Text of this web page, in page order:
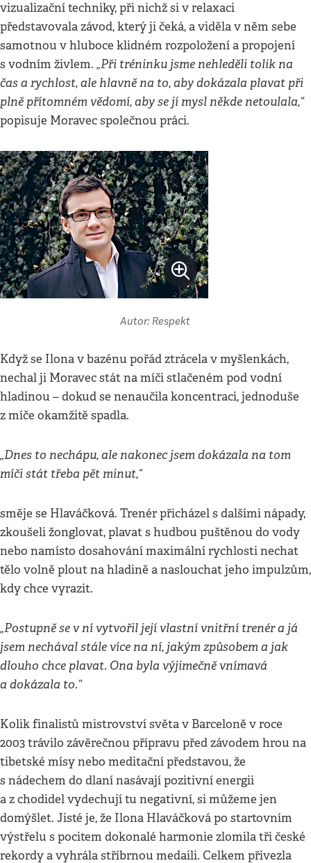
vizualizační techniky, při nichž si v relaxaci
představovala závod, který ji čeká, a viděla v něm sebe
samotnou v hluboce klidném rozpoložení a propojení
s vodním živlem. „Při tréninku jsme nehleděli tolik na
čas a rychlost, ale hlavně na to, aby dokázala plavat při
plně přítomném vědomí, aby se jí mysl někde netoulala,“
popisuje Moravec společnou práci.
Autor: Respekt
Když se Ilona v bazénu pořád ztrácela v myšlenkách,
nechal ji Moravec stát na míči stlačeném pod vodní
hladinou – dokud se nenaučila koncentraci, jednoduše
z míče okamžitě spadla.
„Dnes to nechápu, ale nakonec jsem dokázala na tom
míči stát třeba pět minut,“
směje se Hlaváčková. Trenér přicházel s dalšími nápady,
zkoušeli žonglovat, plavat s hudbou puštěnou do vody
nebo namísto dosahování maximální rychlosti nechat
tělo volně plout na hladině a naslouchat jeho impulzům,
kdy chce vyrazit.
„Postupně se v ní vytvořil její vlastní vnitřní trenér a já
jsem nechával stále více na ní, jakým způsobem a jak
dlouho chce plavat. Ona byla výjimečně vnímavá
a dokázala to.“
Kolik finalistů mistrovství světa v Barceloně v roce
2003 trávilo závěrečnou přípravu před závodem hrou na
tibetské mísy nebo meditační představou, že
s nádechem do dlaní nasávají pozitivní energii
a z chodidel vydechují tu negativní, si můžeme jen
domýšlet. Jisté je, že Ilona Hlaváčková po startovním
výstřelu s pocitem dokonalé harmonie zlomila tři české
rekordy a vyhrála stříbrnou medaili. Celkem přivezla